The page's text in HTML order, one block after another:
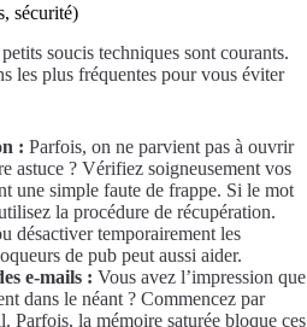
sécurité)
soucis techniques sont courants.
les plus fréquentes pour vous éviter
: Parfois, on ne parvient pas à ouvrir
astuce ? Vérifiez soigneusement vos
une simple faute de frappe. Si le mot
la procédure de récupération.
désactiver temporairement les
de pub peut aussi aider.
e-mails : Vous avez l’impression que
dans le néant ? Commencez par
Parfois, la mémoire saturée bloque ces